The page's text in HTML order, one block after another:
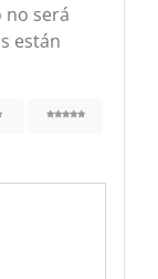
no será
están
5